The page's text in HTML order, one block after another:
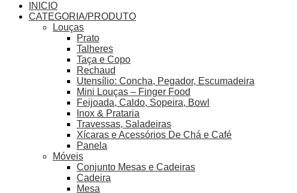
INICIO
CATEGORIA/PRODUTO
Louças
Prato
Talheres
Taça e Copo
Rechaud
Utensílio: Concha, Pegador, Escumadeira
Mini Louças – Finger Food
Feijoada, Caldo, Sopeira, Bowl
Inox & Prataria
Travessas, Saladeiras
Xícaras e Acessórios De Chá e Café
Panela
Móveis
Conjunto Mesas e Cadeiras
Cadeira
Mesa